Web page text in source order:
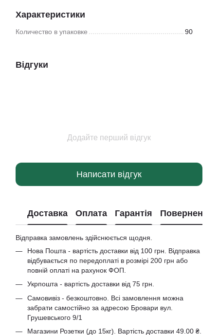
Характеристики
Количество в упаковке 90
Відгуки
Додайте перший відгук
Написати відгук
Доставка Оплата Гарантія Повернення
Відправка замовлень здійснюється щодня.
Нова Пошта - вартість доставки від 100 грн. Відправка
відбувається по передоплаті в розмірі 200 грн або
повній оплаті на рахунок ФОП.
Укрпошта - вартість доставки від 75 грн.
Самовивіз - безкоштовно. Всі замовлення можна
забрати самостійно за адресою Бровари вул.
Грушевського 9/1
Магазини Розетки (до 15кг). Вартість доставки 49.00 ₴.